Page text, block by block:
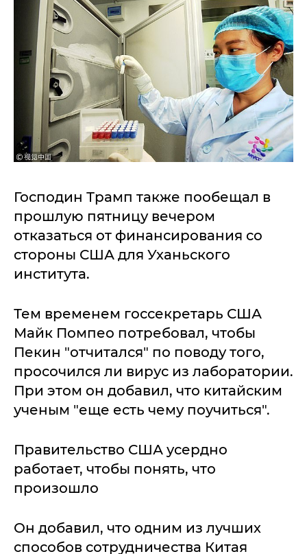
Господин Трамп также пообещал в
прошлую пятницу вечером
отказаться от финансирования со
стороны США для Уханьского
института.
Тем временем госсекретарь США
Майк Помпео потребовал, чтобы
Пекин "отчитался" по поводу того,
просочился ли вирус из лаборатории.
При этом он добавил, что китайским
ученым "еще есть чему поучиться".
Правительство США усердно
работает, чтобы понять, что
произошло
Он добавил, что одним из лучших
способов сотрудничества Китая